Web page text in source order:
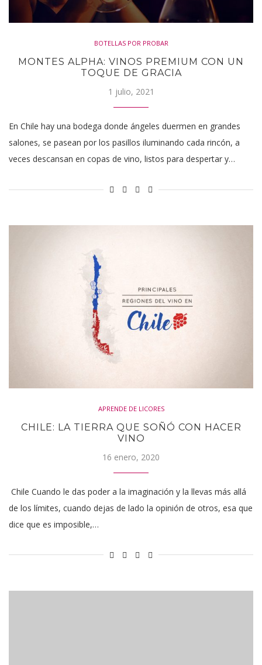
BOTELLAS POR PROBAR
MONTES ALPHA: VINOS PREMIUM CON UN
TOQUE DE GRACIA
1 julio, 2021
En Chile hay una bodega donde ángeles duermen en grandes
salones, se pasean por los pasillos iluminando cada rincón, a
veces descansan en copas de vino, listos para despertar y…
APRENDE DE LICORES
CHILE: LA TIERRA QUE SOÑÓ CON HACER
VINO
16 enero, 2020
Chile Cuando le das poder a la imaginación y la llevas más allá
de los límites, cuando dejas de lado la opinión de otros, esa que
dice que es imposible,…